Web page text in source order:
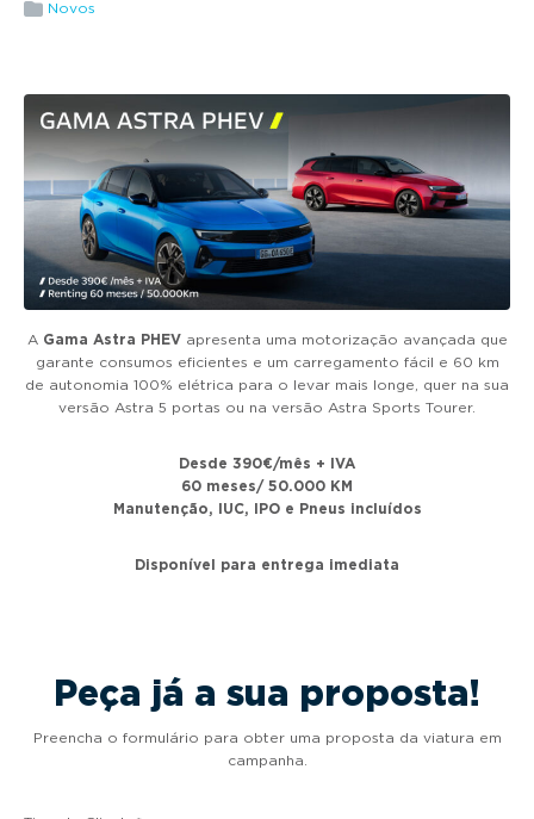
g
i
o
n
Novos
A Gama Astra PHEVapresenta uma motorização avançada que
garante consumos eficientes e um carregamento fácil e 60 km
de autonomia 100% elétrica para o levar mais longe, quer na sua
versão Astra 5 portas ou na versão Astra Sports Tourer.
Desde 390€/mês + IVA
60 meses/ 50.000 KM
Manutenção, IUC, IPO e Pneus incluídos
Disponível para entrega imediata
Peça já a sua proposta!
Preencha o formulário para obter uma proposta da viatura em
campanha.